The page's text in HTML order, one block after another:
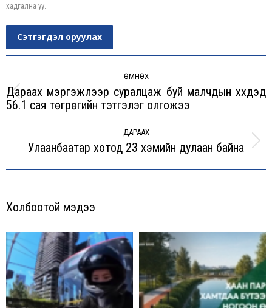
хадгална уу.
Сэтгэгдэл оруулах
ӨМНӨХ
Previous
Дараах мэргэжлээр суралцаж буй малчдын хүүхдэд
56.1 сая төгрөгийн тэтгэлэг олгожээ
ДАРААХ
Next
Улаанбаатар хотод 23 хэмийн дулаан байна
Холбоотой мэдээ